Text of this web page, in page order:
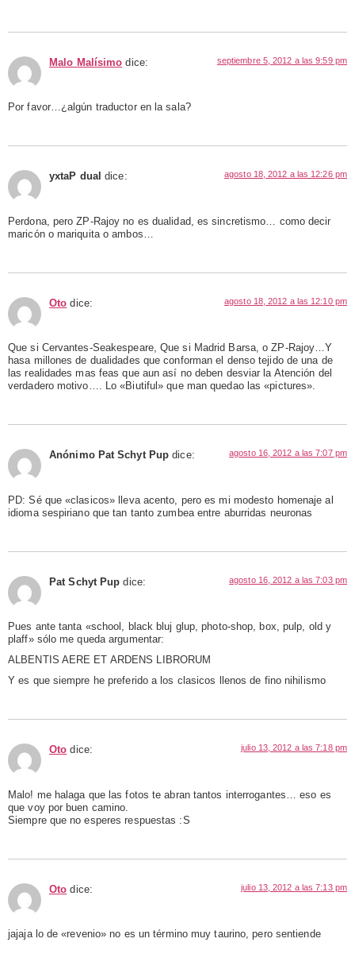
Malo Malísimo dice: septiembre 5, 2012 a las 9:59 pm
Por favor…¿algún traductor en la sala?
yxtaP dual dice: agosto 18, 2012 a las 12:26 pm
Perdona, pero ZP-Rajoy no es dualidad, es sincretismo… como decir
maricón o mariquita o ambos…
Oto dice: agosto 18, 2012 a las 12:10 pm
Que si Cervantes-Seakespeare, Que si Madrid Barsa, o ZP-Rajoy…Y
hasa millones de dualidades que conforman el denso tejido de una de
las realidades mas feas que aun así no deben desviar la Atención del
verdadero motivo…. Lo «Biutiful» que man quedao las «pictures».
Anónimo Pat Schyt Pup dice: agosto 16, 2012 a las 7:07 pm
PD: Sé que «clasicos» lleva acento, pero es mi modesto homenaje al
idioma sespiriano que tan tanto zumbea entre aburridas neuronas
Pat Schyt Pup dice: agosto 16, 2012 a las 7:03 pm
Pues ante tanta «school, black bluj glup, photo-shop, box, pulp, old y
plaff» sólo me queda argumentar:
ALBENTIS AERE ET ARDENS LIBRORUM
Y es que siempre he preferido a los clasicos llenos de fino nihilismo
Oto dice: julio 13, 2012 a las 7:18 pm
Malo! me halaga que las fotos te abran tantos interrogantes… eso es
que voy por buen camino.
Siempre que no esperes respuestas :S
Oto dice: julio 13, 2012 a las 7:13 pm
jajaja lo de «revenio» no es un término muy taurino, pero sentiende